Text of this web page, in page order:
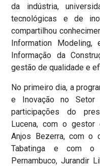
da indústria,
tecnológicas e de
compartilhou
Information Modeling,
Informação da
gestão de qualidade e
No primeiro dia, a
e Inovação no Setor
participações do
Lucena, com o gestor
Anjos Bezerra, com o
Tabatinga e com o
Pernambuco, Jurandir